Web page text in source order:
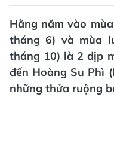
Hằng năm vào
tháng 6) và mùa
tháng 10) là 2 dịp
đến Hoàng Su Phì
những thửa ruộng